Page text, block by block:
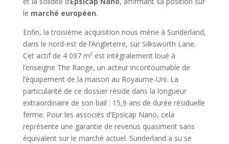
le marché européen.
Enfin, la troisième acquisition nous mène à Sunderland,
dans le nord-est de l’Angleterre, sur Silksworth Lane.
Cet actif de 4 097 m² est intégralement loué à
l’enseigne The Range, un acteur incontournable de
l’équipement de la maison au Royaume-Uni. La
particularité de ce dossier réside dans la longueur
extraordinaire de son bail : 15,9 ans de durée résiduelle
ferme. Pour les associés d’Epsicap Nano, cela
représente une garantie de revenus quasiment sans
équivalent sur le marché actuel. Sunderland a su se